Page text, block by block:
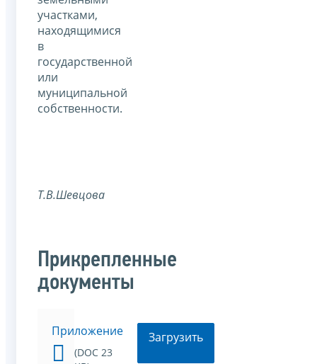
участками,
находящимися
в
государственной
или
муниципальной
собственности.
Т.В.Шевцова
Прикрепленные
документы
Приложение
(DOC 23
Загрузить